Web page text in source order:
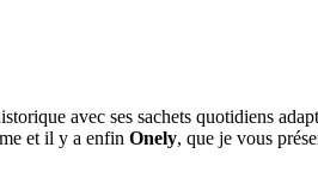
avec ses sachets quotidiens
et il y a enfin Onely, que je vous